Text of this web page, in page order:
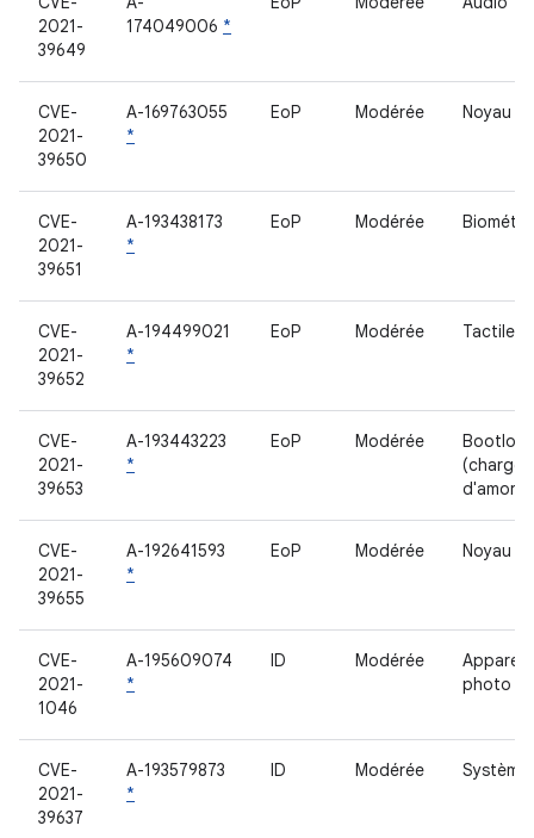
2021-
39649
174049006 *
CVE-
2021-
39650
A-169763055
*
EoP Modérée Noyau
CVE-
2021-
39651
A-193438173
*
EoP Modérée
CVE-
2021-
39652
A-194499021
*
EoP Modérée Tactile
CVE-
2021-
39653
A-193443223
*
EoP Modérée
CVE-
2021-
39655
A-192641593
*
EoP Modérée Noyau
CVE-
2021-
1046
A-195609074
*
ID Modérée
Appareil
photo
CVE-
2021-
39637
A-193579873
*
ID Modérée Système